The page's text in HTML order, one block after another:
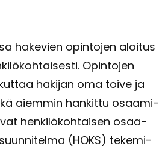
ha­ke­vien opin­to­jen aloi­tus
Opin­to­jen
ha­ki­jan oma toive ja
ai­em­min han­kit­tu osaa­mi­
hen­ki­lö­koh­tai­sen osaa­
(HOKS) te­ke­mi­